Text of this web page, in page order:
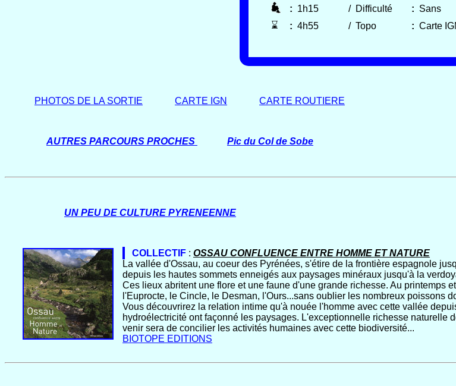
: 1h15 / Difficulté : Sans
⌛
: 4h55 / Topo : Carte
PHOTOS DE LA SORTIE CARTE IGN CARTE ROUTIERE
AUTRES PARCOURS PROCHES Pic du Col de Sobe
UN PEU DE CULTURE PYRENEENNE
COLLECTIF : OSSAU CONFLUENCE ENTRE HOMME ET NATURE
La vallée d'Ossau, au coeur des Pyrénées, s'étire de la frontière espagnole
depuis les hautes sommets enneigés aux paysages minéraux jusqu'à la
Ces lieux abritent une flore et une faune d'une grande richesse. Au printemps
l'Euprocte, le Cincle, le Desman, l'Ours...sans oublier les nombreux poissons
Vous découvrirez la relation intime qu'à nouée l'homme avec cette vallée
hydroélectricité ont façonné les paysages. L'exceptionnelle richesse
venir sera de concilier les activités humaines avec cette biodiversité...
BIOTOPE EDITIONS